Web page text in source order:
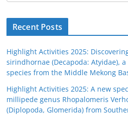
Recent Posts
Highlight Activities 2025:
sirindhornae (Decapoda: Atyidae),
species from the Middle Mekong
Highlight Activities 2025: A new
millipede genus Rhopalomeris
(Diplopoda, Glomerida) from